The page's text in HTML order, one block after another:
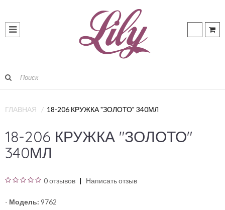
ГЛАВНАЯ 18-206 КРУЖКА "ЗОЛОТО" 340МЛ
18-206 КРУЖКА "ЗОЛОТО"
340МЛ
0 отзывов Написать отзыв
- Модель: 9762